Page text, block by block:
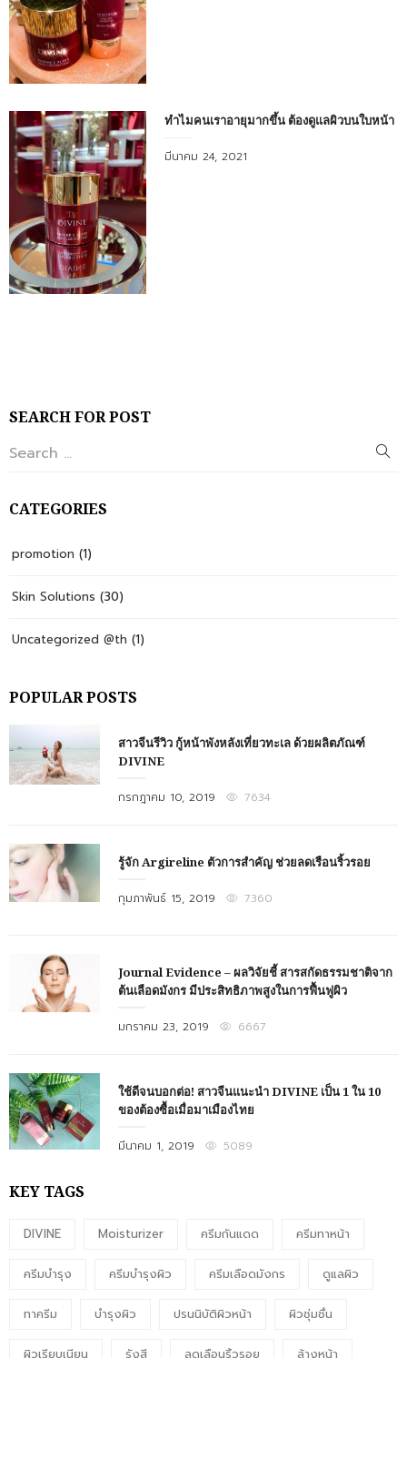
ทำไมคนเราอายุมากขึ้น ต้องดูแลผิวบนใบหน้า
Posted
มีนาคม 24, 2021
SEARCH FOR POST
CATEGORIES
promotion (1)
Skin Solutions (30)
Uncategorized @th (1)
POPULAR POSTS
สาวจีนรีวิว กู้หน้าพังหลังเที่ยวทะเล ด้วยผลิตภัณฑ์
DIVINE
Posted
กรกฎาคม 10, 2019 7634
รู้จัก Argireline ตัวการสำคัญ ช่วยลดเรือนริ้วรอย
Posted
กุมภาพันธ์ 15, 2019 7360
Journal Evidence – ผลวิจัยชี้ สารสกัดธรรมชาติจาก
ต้นเลือดมังกร มีประสิทธิภาพสูงในการฟื้นฟูผิว
Posted
มกราคม 23, 2019 6667
ใช้ดีจนบอกต่อ! สาวจีนแนะนำ DIVINE เป็น 1 ใน 10
ของต้องซื้อเมื่อมาเมืองไทย
Posted
มีนาคม 1, 2019 5089
KEY TAGS
DIVINE Moisturizer ครีมกันแดด ครีมทาหน้า
ครีมบำรุง ครีมบำรุงผิว ครีมเลือดมังกร ดูแลผิว
ทาครีม บำรุงผิว ปรนนิบัติผิวหน้า ผิวชุ่มชื่น
ผิวเรียบเนียน รังสี ลดเลือนริ้วรอย ล้างหน้า